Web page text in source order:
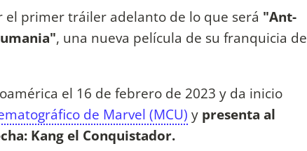
el primer tráiler adelanto de lo que será "Ant-
, una nueva película de su franquicia de
el 16 de febrero de 2023 y da inicio
de Marvel (MCU) y presenta al
Kang el Conquistador.